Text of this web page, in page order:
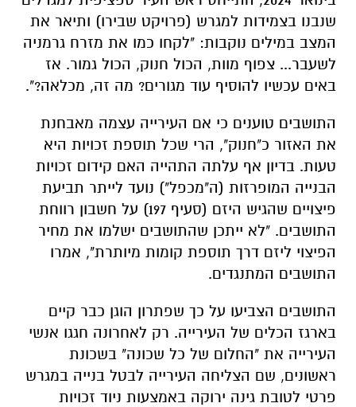
שנבנו בצמידות למגרש (פרויקט שבירו) ותיאר את
המצב במילים נוקבות: "לקחו כמו את מזרח גרמניה
לשעבר... צפוף מוות, הכול חנוק, הכול גמור. אז
באים עכשיו להוסיף עוד מגורים? מה זה, מכלאה?".
התושבים טוענים כי אם העירייה עצמה מאבחנת
את האזור כ"חנוק", הרי שכל תוספת זכויות היא
טעות. בדיון אף עלתה התהייה האם קידום זכויות
הבנייה המופרזות (ה"מכפל") נועד לייתר תביעת
פיצויים שהגיש היזם (סעיף 197) על חשבון רווחת
התושבים. "לא ייתכן שהתושבים ישלמו את מחיר
הפיצוי ליזם דרך תוספת קומות מיותרת", אמרו
התושבים המתנגדים.
התושבים הצביעו על כך שפתרון הוגן כבר קיים
בארגז הכלים של העירייה. רק לאחרונה חגגו אנשי
העירייה את "החלום של כל שכונה" בשכונת
ראשונים, שם הצליחה העירייה לבטל בנייה במגרש
פרטי לטובת גינה ירוקה באמצעות ניוד זכויות